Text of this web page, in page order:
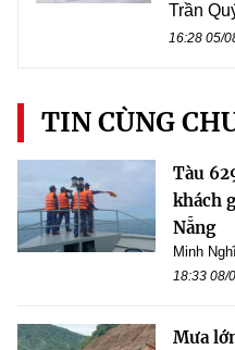
Trần
16:28 05/
TIN CÙNG
Tàu
khách
Nẵng
Minh
18:33 08/
Mưa